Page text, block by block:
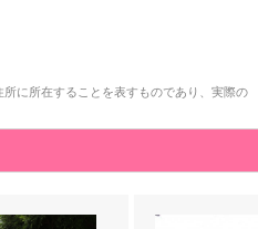
に所在することを表すものであり、実際の